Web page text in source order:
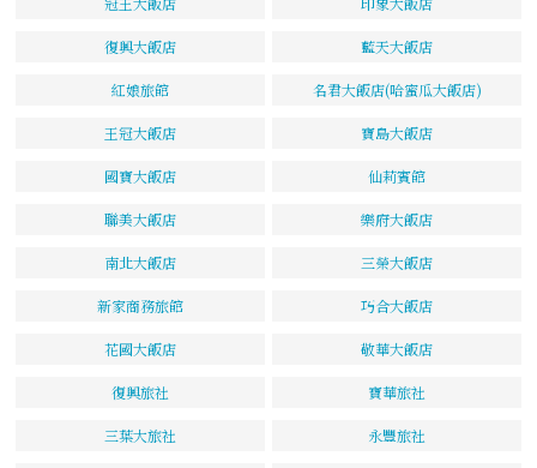
復興大飯店 藍天大飯店
紅娘旅館 名君大飯店(哈蜜瓜大飯店)
王冠大飯店 寶島大飯店
國寶大飯店 仙莉賓館
聯美大飯店 樂府大飯店
南北大飯店 三榮大飯店
新家商務旅館 巧合大飯店
花國大飯店 敬華大飯店
復興旅社 寶華旅社
三葉大旅社 永豐旅社